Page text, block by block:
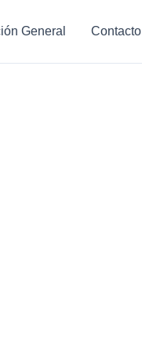
General Contacto